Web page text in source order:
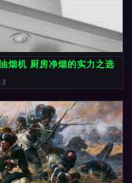
烟机 厨房净烟的实力之选